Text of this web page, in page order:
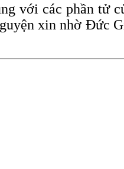
với các phần tử
xin nhờ Đức